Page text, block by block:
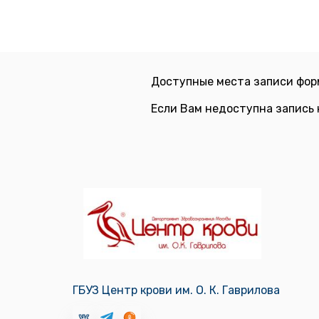
Доступные места записи
Если Вам недоступна
ГБУЗ Центр крови им. О. К. Гаврилова